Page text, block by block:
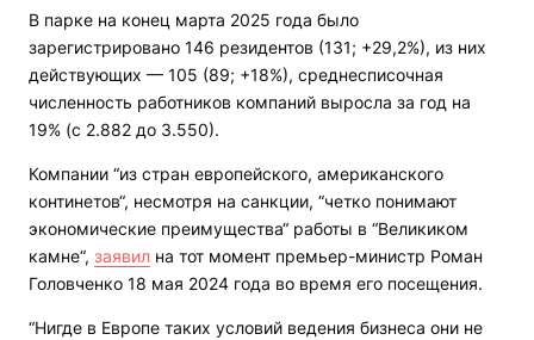
В парке на конец марта 2025 года было
зарегистрировано 146 резидентов (131; +29,2%), из них
действующих — 105 (89; +18%), среднесписочная
численность работников компаний выросла за год на
19% (с 2.882 до 3.550).
Компании “из стран европейского, американского
континетов“, несмотря на санкции, “четко понимают
экономические преимущества“ работы в “Великиком
камне“, заявил на тот момент премьер-министр Роман
Головченко 18 мая 2024 года во время его посещения.
“Нигде в Европе таких условий ведения бизнеса они не